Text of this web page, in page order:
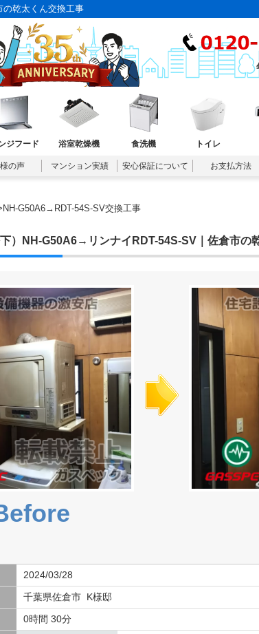
乾太くん交換工事
ジフード 浴室乾燥機 食洗機 トイレ
の声 マンション実績 安心保証について お支払方法
G50A6→RDT-54S-SV交換工事
）NH-G50A6→リンナイRDT-54S-SV｜佐倉市の
2024/03/28
千葉県佐倉市 K様邸
0時間 30分